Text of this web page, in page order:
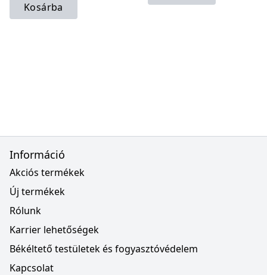
Kosárba
Információ
Akciós termékek
Új termékek
Rólunk
Karrier lehetőségek
Békéltető testületek és fogyasztóvédelem
Kapcsolat